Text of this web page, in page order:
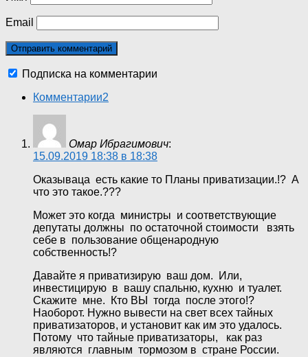
Email
Подписка на комментарии
Комментарии2
Омар Ибрагимович:
15.09.2019 18:38 в 18:38
Оказываца есть какие то Планы приватизации.!? А
что это такое.???
Может это когда министры и соответствующие
депутаты должны по остаточной стоимости взять
себе в пользование общенародную
собственность!?
Давайте я приватизирую ваш дом. Или,
инвестицирую в вашу спальню, кухню и туалет.
Скажите мне. Кто ВЫ тогда после этого!?
Наоборот. Нужно вывести на свет всех тайных
приватизаторов, и установит как им это удалось.
Потому что тайные приватизаторы, как раз
являются главным тормозом в стране России.